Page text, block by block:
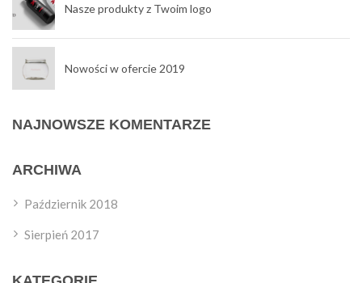
Nasze produkty z Twoim logo
Nowości w ofercie 2019
NAJNOWSZE KOMENTARZE
ARCHIWA
Październik 2018
Sierpień 2017